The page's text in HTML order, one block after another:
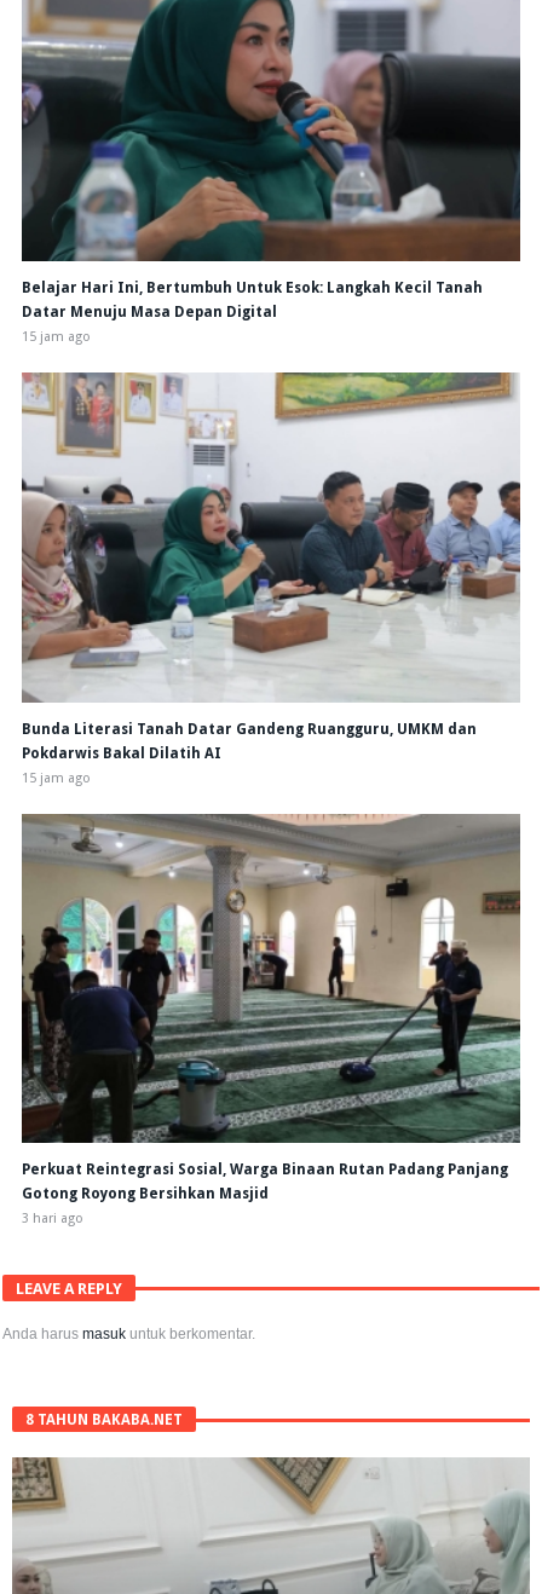
Belajar Hari Ini, Bertumbuh Untuk Esok: Langkah Kecil Tanah
Datar Menuju Masa Depan Digital
15 jam ago
Bunda Literasi Tanah Datar Gandeng Ruangguru, UMKM dan
Pokdarwis Bakal Dilatih AI
15 jam ago
Perkuat Reintegrasi Sosial, Warga Binaan Rutan Padang Panjang
Gotong Royong Bersihkan Masjid
3 hari ago
LEAVE A REPLY
Anda harusmasuk untuk berkomentar.
8 TAHUN BAKABA.NET